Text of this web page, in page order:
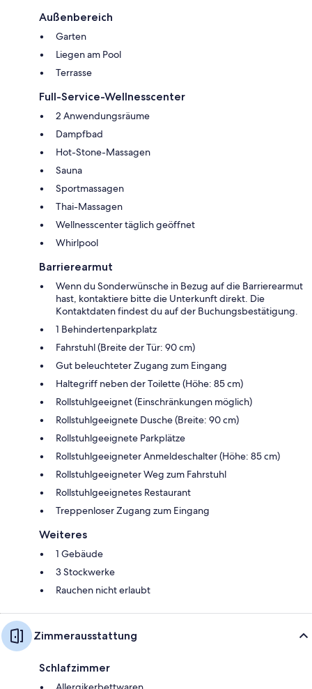
Außenbereich
Garten
Liegen am Pool
Terrasse
Full-Service-Wellnesscenter
2 Anwendungsräume
Dampfbad
Hot-Stone-Massagen
Sauna
Sportmassagen
Thai-Massagen
Wellnesscenter täglich geöffnet
Whirlpool
Barrierearmut
Wenn du Sonderwünsche in Bezug auf die Barrierearmut
hast, kontaktiere bitte die Unterkunft direkt. Die
Kontaktdaten findest du auf der Buchungsbestätigung.
1 Behindertenparkplatz
Fahrstuhl (Breite der Tür: 90 cm)
Gut beleuchteter Zugang zum Eingang
Haltegriff neben der Toilette (Höhe: 85 cm)
Rollstuhlgeeignet (Einschränkungen möglich)
Rollstuhlgeeignete Dusche (Breite: 90 cm)
Rollstuhlgeeignete Parkplätze
Rollstuhlgeeigneter Anmeldeschalter (Höhe: 85 cm)
Rollstuhlgeeigneter Weg zum Fahrstuhl
Rollstuhlgeeignetes Restaurant
Treppenloser Zugang zum Eingang
Weiteres
1 Gebäude
3 Stockwerke
Rauchen nicht erlaubt
Zimmerausstattung
Schlafzimmer